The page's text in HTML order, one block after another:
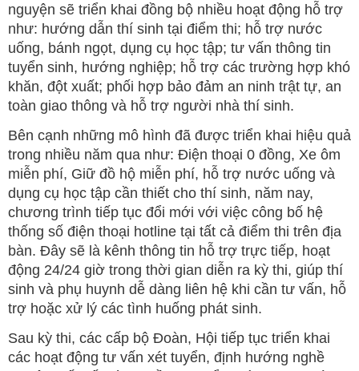
nguyện sẽ triển khai đồng bộ nhiều hoạt động hỗ trợ
như: hướng dẫn thí sinh tại điểm thi; hỗ trợ nước
uống, bánh ngọt, dụng cụ học tập; tư vấn thông tin
tuyển sinh, hướng nghiệp; hỗ trợ các trường hợp khó
khăn, đột xuất; phối hợp bảo đảm an ninh trật tự, an
toàn giao thông và hỗ trợ người nhà thí sinh.
Bên cạnh những mô hình đã được triển khai hiệu quả
trong nhiều năm qua như: Điện thoại 0 đồng, Xe ôm
miễn phí, Giữ đồ hộ miễn phí, hỗ trợ nước uống và
dụng cụ học tập cần thiết cho thí sinh, năm nay,
chương trình tiếp tục đổi mới với việc công bố hệ
thống số điện thoại hotline tại tất cả điểm thi trên địa
bàn. Đây sẽ là kênh thông tin hỗ trợ trực tiếp, hoạt
động 24/24 giờ trong thời gian diễn ra kỳ thi, giúp thí
sinh và phụ huynh dễ dàng liên hệ khi cần tư vấn, hỗ
trợ hoặc xử lý các tình huống phát sinh.
Sau kỳ thi, các cấp bộ Đoàn, Hội tiếp tục triển khai
các hoạt động tư vấn xét tuyển, định hướng nghề